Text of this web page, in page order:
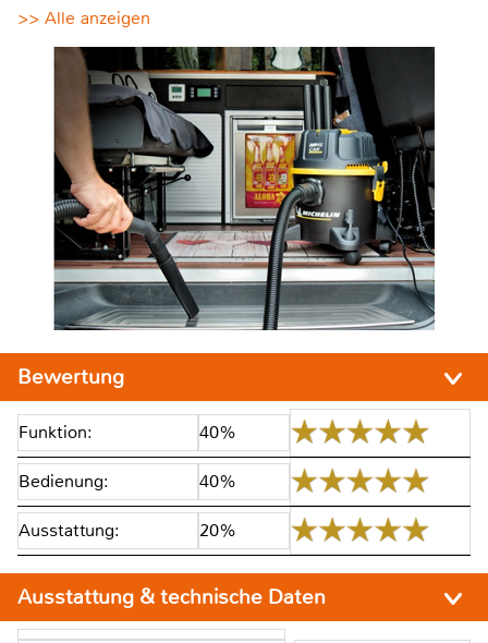
>> Alle anzeigen
Bewertung
Funktion: 40%
Bedienung: 40%
Ausstattung: 20%
Ausstattung & technische Daten